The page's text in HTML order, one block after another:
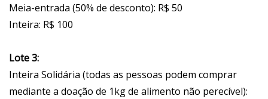
Meia-entrada (50% de desconto): R$ 50
Inteira: R$ 100
Lote 3:
Inteira Solidária (todas as pessoas podem comprar
mediante a doação de 1kg de alimento não perecível):